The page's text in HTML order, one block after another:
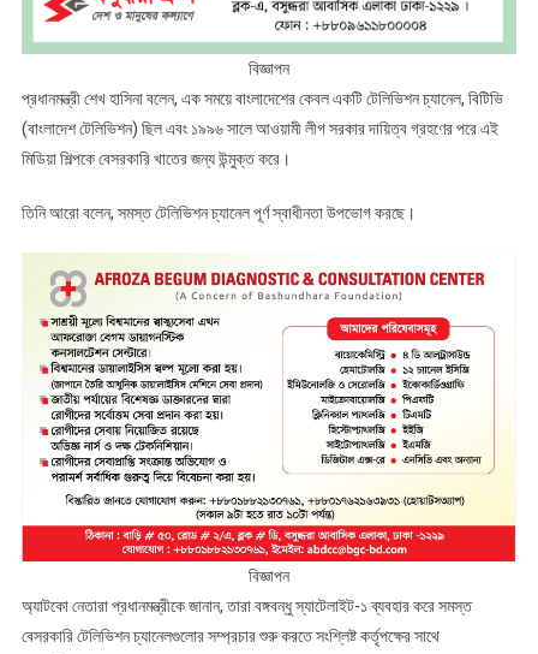
বিজ্ঞাপন
প্রধানমন্ত্রী শেখ হাসিনা বলেন, এক সময়ে বাংলাদেশের কেবল একটি টেলিভিশন চ্যানেল, বিটিভি
(বাংলাদেশ টেলিভিশন) ছিল এবং ১৯৯৬ সালে আওয়ামী লীগ সরকার দায়িত্ব গ্রহণের পরে এই
মিডিয়া শিল্পকে বেসরকারি খাতের জন্য উন্মুক্ত করে।
তিনি আরো বলেন, সমস্ত টেলিভিশন চ্যানেল পূর্ণ স্বাধীনতা উপভোগ করছে।
বিজ্ঞাপন
অ্যাটকো নেতারা প্রধানমন্ত্রীকে জানান, তারা বঙ্গবন্ধু স্যাটেলাইট-১ ব্যবহার করে সমস্ত
বেসরকারি টেলিভিশন চ্যানেলগুলোর সম্প্রচার শুরু করতে সংশ্লিষ্ট কর্তৃপক্ষের সাথে